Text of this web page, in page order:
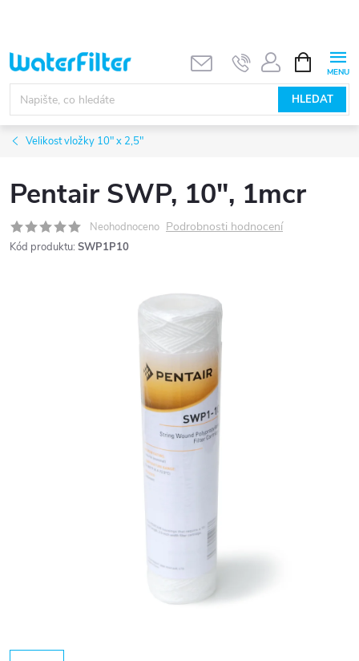
obsah
HLEDAT
NÁKUPNÍ
KOŠÍK
Velikost vložky 10" x 2,5"
Pentair SWP, 10", 1mcr
Neohodnoceno Podrobnosti hodnocení
Kód produktu: SWP1P10